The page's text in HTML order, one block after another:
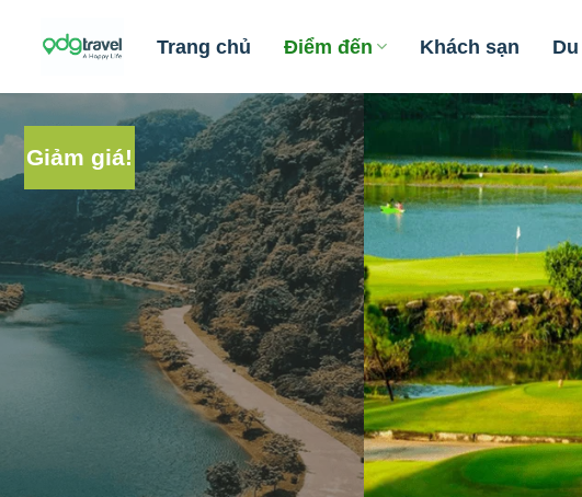
Trang chủ Điểm đến Khách sạn
Giảm giá!